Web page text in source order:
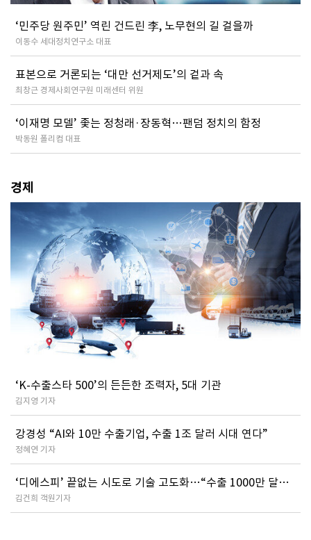
‘민주당 원주민’ 역린 건드린 李, 노무현의 길 걸을까
이동수 세대정치연구소 대표
표본으로 거론되는 ‘대만 선거제도’의 겉과 속
최창근 경제사회연구원 미래센터 위원
‘이재명 모델’ 좇는 정청래·장동혁…팬덤 정치의 함정
박동원 폴리컴 대표
경제
‘K-수출스타 500’의 든든한 조력자, 5대 기관
김지영 기자
강경성 “AI와 10만 수출기업, 수출 1조 달러 시대 연다”
정혜연 기자
‘디에스피’ 끝없는 시도로 기술 고도화…“수출 1000만 달러
로 간다”
김건희 객원기자